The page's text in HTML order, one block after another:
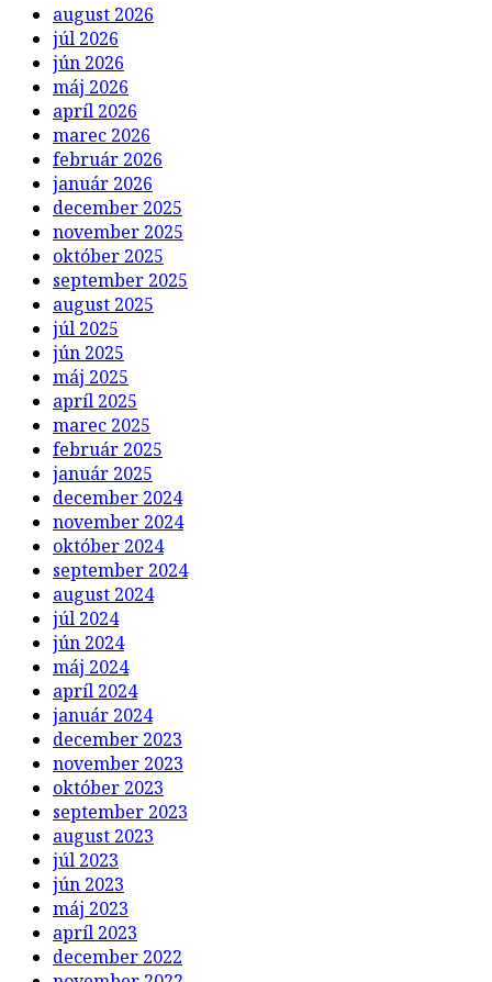
august 2026
júl 2026
jún 2026
máj 2026
apríl 2026
marec 2026
február 2026
január 2026
december 2025
november 2025
október 2025
september 2025
august 2025
júl 2025
jún 2025
máj 2025
apríl 2025
marec 2025
február 2025
január 2025
december 2024
november 2024
október 2024
september 2024
august 2024
júl 2024
jún 2024
máj 2024
apríl 2024
január 2024
december 2023
november 2023
október 2023
september 2023
august 2023
júl 2023
jún 2023
máj 2023
apríl 2023
december 2022